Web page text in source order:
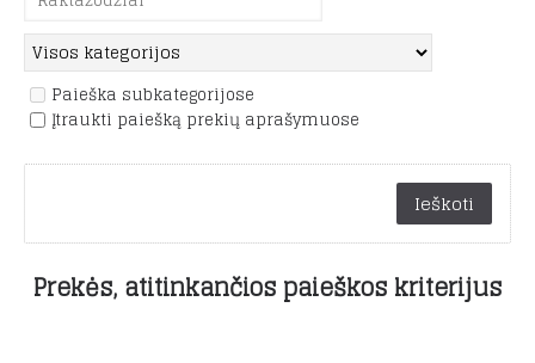
Paieška subkategorijose
Įtraukti paiešką prekių aprašymuose
Prekės, atitinkančios paieškos kriterijus